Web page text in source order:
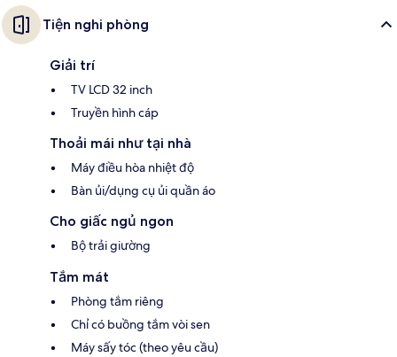
Tiện nghi phòng
Giải trí
TV LCD 32 inch
Truyền hình cáp
Thoải mái như tại nhà
Máy điều hòa nhiệt độ
Bàn ủi/dụng cụ ủi quần áo
Cho giấc ngủ ngon
Bộ trải giường
Tắm mát
Phòng tắm riêng
Chỉ có buồng tắm vòi sen
Máy sấy tóc (theo yêu cầu)